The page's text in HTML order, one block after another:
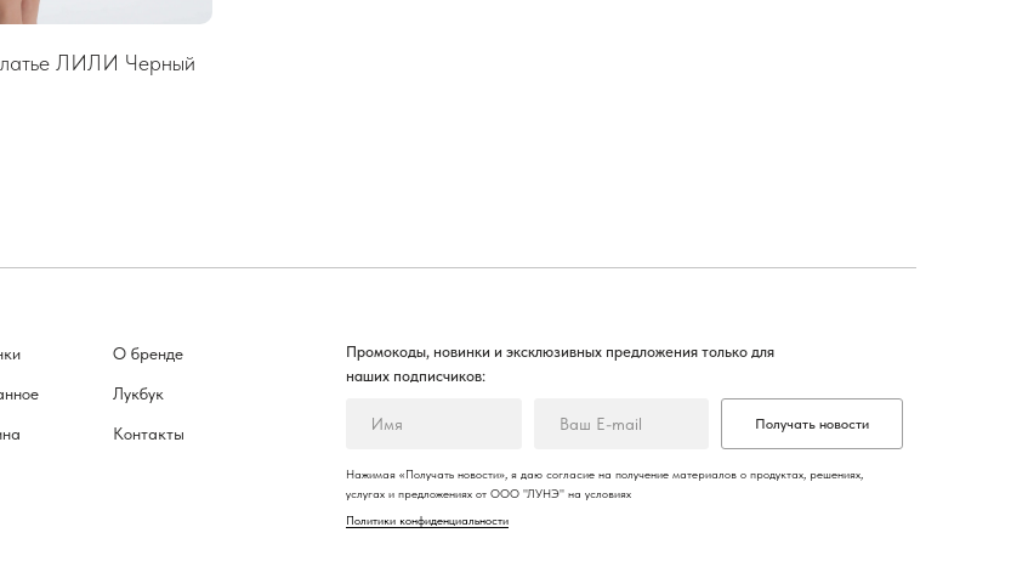
ЛИЛИ Черный
О бренде
Лукбук
Контакты Получать новости
Промокоды, новинки и эксклюзивных предложения только для
наших подписчиков:
Нажимая «Получать новости», я даю согласие на получение материалов о продуктах, решениях,
услугах и предложениях от ООО "ЛУНЭ" на условиях
Политики конфиденциальности